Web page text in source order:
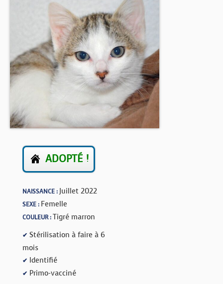
NOUS AIDER
CONTACT
FORUM
ADOPTÉ !
NAISSANCE : Juillet 2022
SEXE : Femelle
COULEUR :Tigré marron
✔ Stérilisation à faire à 6
mois
✔ Identifié
✔ Primo-vacciné